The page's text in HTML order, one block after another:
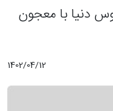
دنیا با معجون
1402/04/12